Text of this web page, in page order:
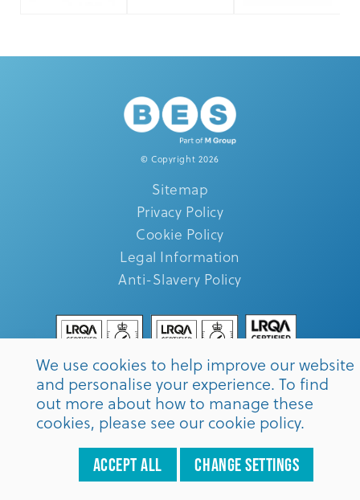
© Copyright 2026
Sitemap
Privacy Policy
Cookie Policy
Legal Information
Anti-Slavery Policy
Download Brochure
Call us0161 655 3344
We use cookies to help improve our website
and personalise your experience. To find
out more about how to manage these
cookies, please see our cookie policy.
Accept all Change settings